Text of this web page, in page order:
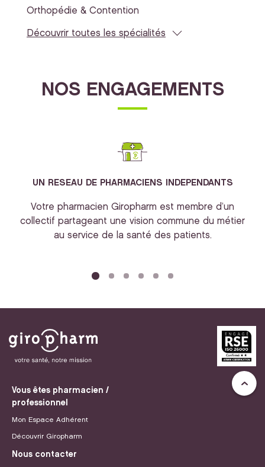
Orthopédie & Contention
Découvrir toutes les spécialités
NOS ENGAGEMENTS
UN RESEAU DE PHARMACIENS INDEPENDANTS
Votre pharmacien Giropharm est membre d’un
collectif partageant une vision commune du métier
au service de la santé des patients.
Vous êtes pharmacien /
professionnel
Mon Espace Adhérent
Découvrir Giropharm
Nous contacter